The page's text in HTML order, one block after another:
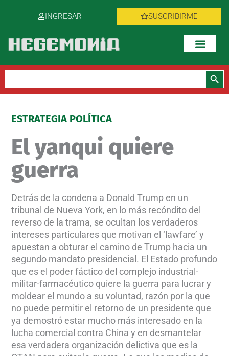
INGRESAR SUSCRIBIRME
Botón de
ESTRATEGIA POLÍTICA
El yanqui quiere
guerra
Detrás de la condena a Donald Trump en un
tribunal de Nueva York, en lo más recóndito del
reverso de la trama, se ocultan los verdaderos
intereses particulares que motivan el ‘lawfare’ y
apuestan a obturar el camino de Trump hacia un
segundo mandato presidencial. El Estado profundo
que es el poder fáctico del complejo industrial-
militar-farmacéutico quiere la guerra para lucrar y
moldear el mundo a su voluntad, razón por la que
no puede permitir el retorno de un presidente que
ya demostró estar mucho más interesado en la
lucha comercial contra China y en desmantelar
esa verdadera organización delictiva que es la